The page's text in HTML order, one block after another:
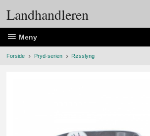
Landhandleren
Meny
Forside Pryd-serien Røsslyng